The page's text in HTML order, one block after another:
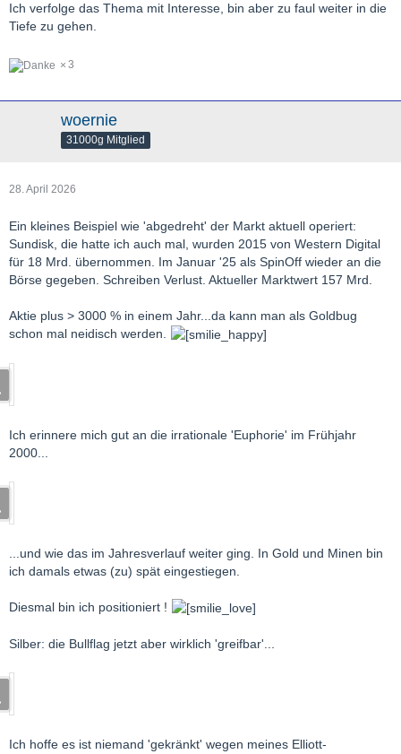
Ich verfolge das Thema mit Interesse, bin aber zu faul weiter in die
Tiefe zu gehen.
3
woernie
31000g Mitglied
28. April 2026
Ein kleines Beispiel wie 'abgedreht' der Markt aktuell operiert:
Sundisk, die hatte ich auch mal, wurden 2015 von Western Digital
für 18 Mrd. übernommen. Im Januar '25 als SpinOff wieder an die
Börse gegeben. Schreiben Verlust. Aktueller Marktwert 157 Mrd.
Aktie plus > 3000 % in einem Jahr...da kann man als Goldbug
schon mal neidisch werden.
Ich erinnere mich gut an die irrationale 'Euphorie' im Frühjahr
2000...
...und wie das im Jahresverlauf weiter ging. In Gold und Minen bin
ich damals etwas (zu) spät eingestiegen.
Diesmal bin ich positioniert !
Silber: die Bullflag jetzt aber wirklich 'greifbar'...
Ich hoffe es ist niemand 'gekränkt' wegen meines Elliott-